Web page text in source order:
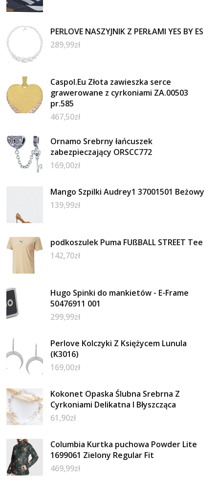
PERLOVE NASZYJNIK Z PERŁAMI YES BY ES
289,99zł
Caspol.Eu Złota zawieszka serce
grawerowane z cyrkoniami ZA.00503
pr.585
467,50zł
Ornamo Srebrny łańcuszek
zabezpieczający ORSCC772
169,00zł
Mango Szpilki Audrey1 37001501 Beżowy
139,99zł
podkoszulek Puma FUßBALL STREET Tee
142,70zł
Hugo Spinki do mankietów - E-Frame
50476911 001
299,99zł
Perlove Kolczyki Z Księżycem Lunula
(K3016)
169,00zł
Kokonet Opaska Ślubna Srebrna Z
Cyrkoniami Delikatna I Błyszcząca
61,90zł
Columbia Kurtka puchowa Powder Lite
1699061 Zielony Regular Fit
469,99zł